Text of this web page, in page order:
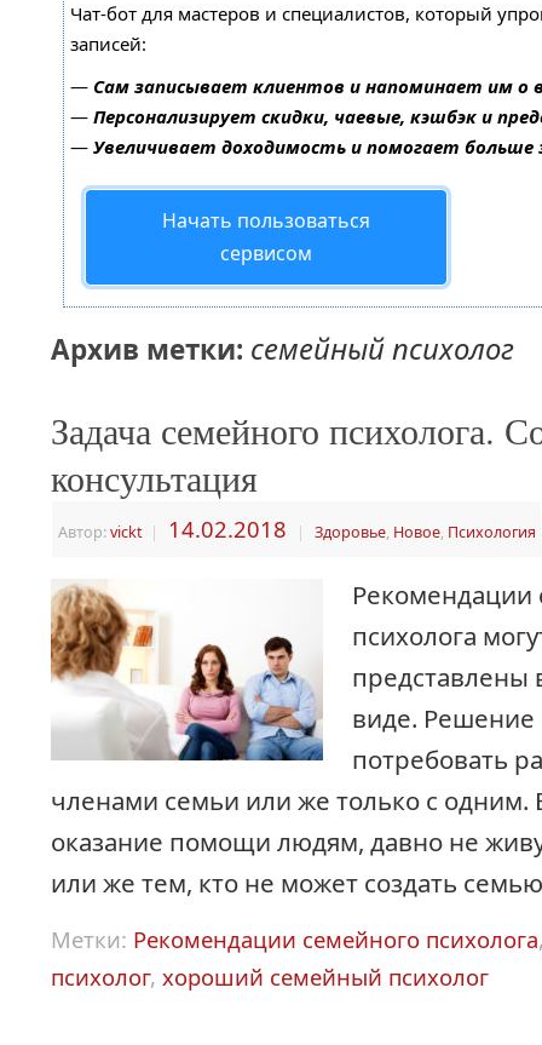
Чат-бот для мастеров и специалистов, который
записей:
— Сам записывает клиентов и напоминает им о
— Персонализирует скидки, чаевые, кэшбэк и
— Увеличивает доходимость и помогает
Начать пользоваться
сервисом
Архив метки: семейный психолог
Задача семейного психолога.
консультация
Автор:vickt | 14.02.2018 | Здоровье, Новое, Психология
Рекомендации
психолога
представлены
виде.
потребовать
членами семьи или же только с одним.
оказание помощи людям, давно не
или же тем, кто не может создать
Метки: Рекомендации семейного психолога
психолог, хороший семейный психолог